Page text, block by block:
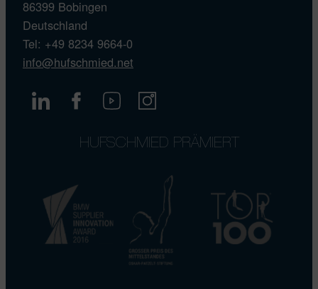
86399 Bobingen
Deutschland
Tel: +49 8234 9664-0
info@hufschmied.net
HUFSCHMIED PRÄMIERT